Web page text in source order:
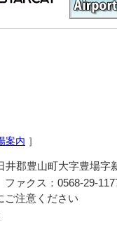
案内 ］
郡豊山町大字豊場字
ァクス：0568-29-
ご注意ください